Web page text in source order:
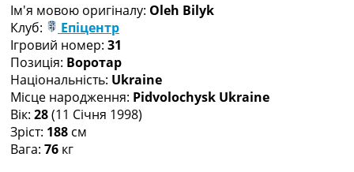
Ще Турніри >>>
Таблиці
Чемпіонат Світу. Турнирні таблиці
Таблиця УПЛ
Перша Ліга
Таблиця АПЛ
Таблиця Ла Ліги
Таблиця Ліги Чемпіонів
Всі таблиці >>>
Ім'я мовою оригіналу: Oleh Bilyk
Клуб:
Епіцентр
Ігровий номер: 31
Позиція: Воротар
Національність: Ukraine
Місце народження: Pidvolochysk Ukraine
Вік: 28(11 Січня 1998)
Зріст: 188 см
Вага: 76 кг